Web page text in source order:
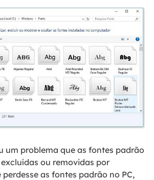
um problema que as fontes padrão
ou removidas por
perdesse as fontes padrão no PC,